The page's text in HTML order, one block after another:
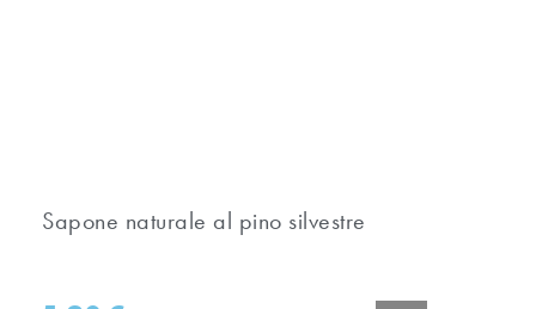
Sapone naturale al pino silvestre